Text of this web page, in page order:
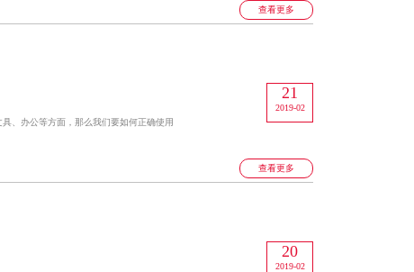
查看更多
、办公等方面，那么我们要如何正确使用
21
2019-02
查看更多
20
2019-02